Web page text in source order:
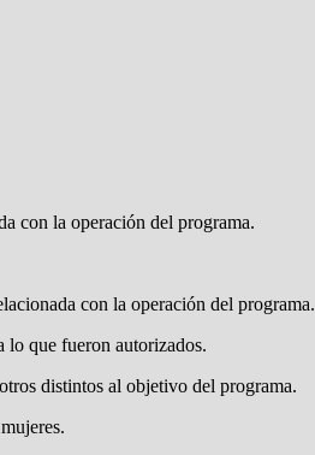
con la operación del programa.
con la operación del programa.
lo que fueron autorizados.
distintos al objetivo del programa.